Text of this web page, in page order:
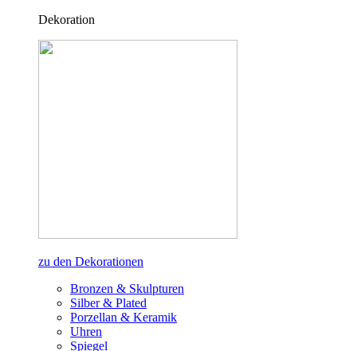
Dekoration
zu den Dekorationen
Bronzen & Skulpturen
Silber & Plated
Porzellan & Keramik
Uhren
Spiegel